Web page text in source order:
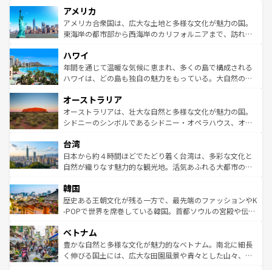
ンツ一覧を参照してほしい。
の建物がそのまま残る町や、スイスならではのユニークな
博物館もあり、アルプス観光だけでなく町歩きも満喫する
ことができる。国民の所得が高いため物価も高いが、旅行
ば市内交通費無料で観光を楽しむこともできる。 なお、新
着のスイス情報はコンテンツ一覧 を参照してほしい。
アメリカ
アメリカ合衆国は、広大な土地と多様な文化が魅力の国。
東海岸の都市部から西海岸のカリフォルニアまで、訪れる
のような巨大都市は、観光、ショッピング、エンターテイ
ンメントが詰まった刺激的なスポットだ。一方、アメリカ
西部には大自然が広がり、グランドキャニオンやイエロー
部のニューオーリンズでは、音楽と美食が融合した独特の
文化が魅力。旅行者はアメリカの各地域で異なる魅力を楽
しみながら、その多様性と豊かな歴史を感じることができ
ならではの贅沢な旅のスタイルだ。 なお、新着のアメリカ
情報はコンテンツ一覧を参照してほしい。
ハワイ
年間を通じて温暖な気候に恵まれ、多くの島で構成される
ハワイは、どの島も独自の魅力をもっている。大自然の神
ワイ島は見逃せない。また、定番の観光地といえばオアフ
島だが、静かな自然を求めるならマウイ島やカウアイ島が
おすすめ。エメラルドグリーンに輝く海をはじめ、豊かな
れるおもてなしの心で訪れる人々を迎えてくれるハワイの
人々、おいしいローカルフードやハワイアンミュージッ
ク、伝統的なフラダンスなど、すべてがハワイの魅力を彩
ワイを、存分に味わってほしい。 なお、新着のハワイ情報
はコンテンツ一覧を参照してほしい。
オーストラリア
オーストラリアは、壮大な自然と多様な文化が魅力の国。
シドニーのシンボルであるシドニー・オペラハウス、オー
リアリーフや大陸中央部にそびえるウルル（エアーズロッ
ク）、タスマニアの美しい原生林やケアンズの熱帯雨林な
ど、見どころがたくさん。また、カフェやワイン、オージ
いる。アクティビティも充実しており、サーフィンやダイ
ビング、ハイキングなど、アウトドア好きにはたまらな
い。オーストラリアの多彩な魅力を存分に味わいつくそ
参照してほしい。
台湾
日本から約４時間ほどでたどり着く台湾は、多彩な文化と
自然が織りなす魅力的な観光地。活気あふれる大都市の台
ン）、静ひつな山岳地帯である台湾東部など、都市の喧騒
と山間の静けさが共存しており、訪れる人に新しい発見と
驚きをもたらしてくれる。また、奥深い台湾の食文化も魅
容にもいいと評判のスイーツなど、バラエティ豊かな料理
が味わえる。 なお、新着の台湾情報は コンテンツ一覧を参
照してほしい。
韓国
歴史ある王朝文化が残る一方で、最先端のファッションやK
-POPで世界を席巻している韓国。首都ソウルの宮殿や伝統
き、地方に足を延ばせば四季折々の自然美を楽しむことが
できる。そして、キムチや焼肉、絶品のストリートフード
まで、さまざまな韓国料理が待っている。夜には、韓国な
ベトナム
豊かな自然と多様な文化が魅力的なベトナム。南北に細長
く伸びる国土には、広大な田園風景や青々とした山々、世